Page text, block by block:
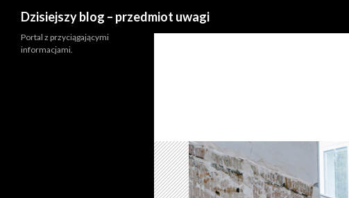
Dzisiejszy blog – przedmiot uwagi
Portal z przyciągającymi
informacjami.